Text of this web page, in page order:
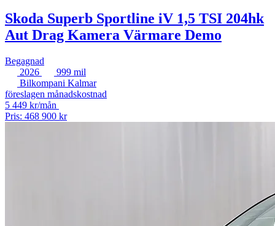
Skoda Superb Sportline iV 1,5 TSI 204hk
Aut Drag Kamera Värmare Demo
Begagnad
2026
999 mil
Bilkompani Kalmar
föreslagen månadskostnad
5 449 kr/mån
Pris: 468 900 kr